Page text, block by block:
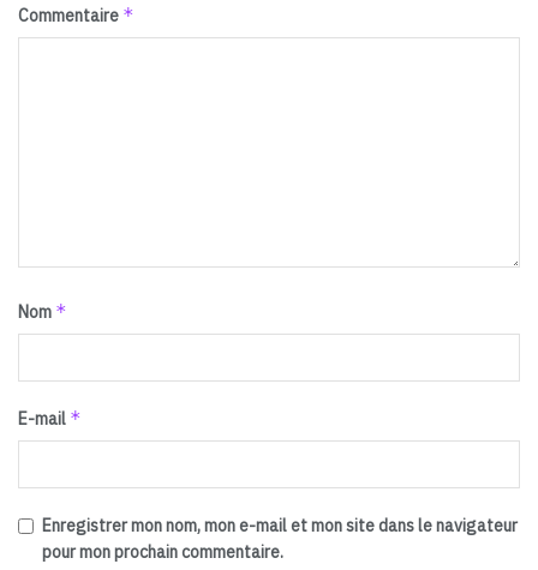
Commentaire *
Nom *
E-mail *
Enregistrer mon nom, mon e-mail et mon site dans le navigateur
pour mon prochain commentaire.